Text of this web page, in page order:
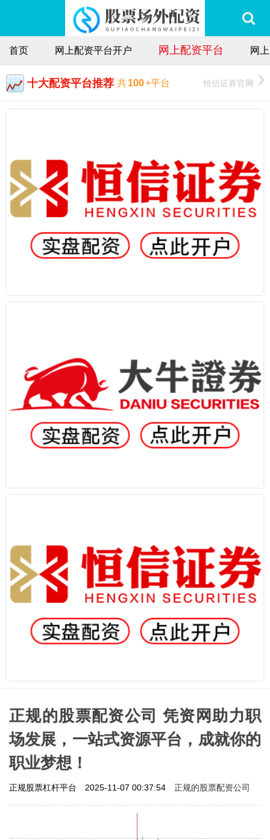
首页 网上配资平台开户 网上配资平台 网
十大配资平台推荐 共100+平台 恒信证券官网
正规的股票配资公司 凭资网助力职
场发展，一站式资源平台，成就你的
职业梦想！
正规股票杠杆平台 2025-11-07 00:37:54 正规的股票配资公司